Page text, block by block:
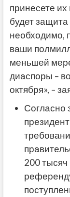
принесете
будет
необходимо,
ваши
меньшей
диаспоры –
октября», –
Согласно
200 тысяч